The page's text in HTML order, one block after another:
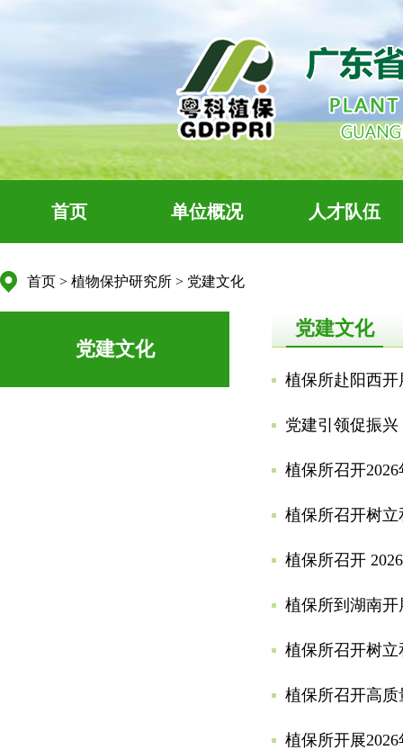
首页 单位概况 人才队伍
首页 > 植物保护研究所 > 党建文化
党建文化
党建文化
植保所赴阳西
党建引领促振
植保所召开
植保所召开树
植保所召开
植保所到湖南
植保所召开树
植保所召开高质
植保所开展